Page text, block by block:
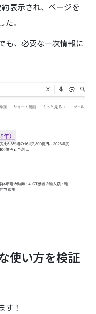
表示され、ページを
。
も、必要な一次情報に
使い方を検証
す！